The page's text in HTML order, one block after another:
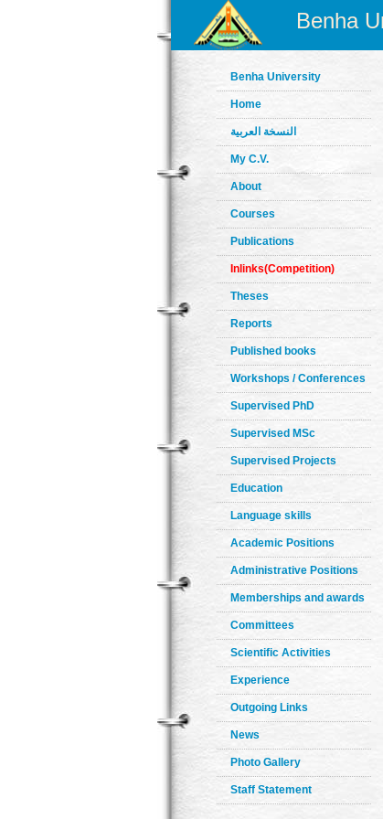
Benha
Benha University
Home
النسخة العربية
My C.V.
About
Courses
Publications
Inlinks(Competition)
Theses
Reports
Published books
Workshops / Conferences
Supervised PhD
Supervised MSc
Supervised Projects
Education
Language skills
Academic Positions
Administrative Positions
Memberships and awards
Committees
Scientific Activities
Experience
Outgoing Links
News
Photo Gallery
Staff Statement